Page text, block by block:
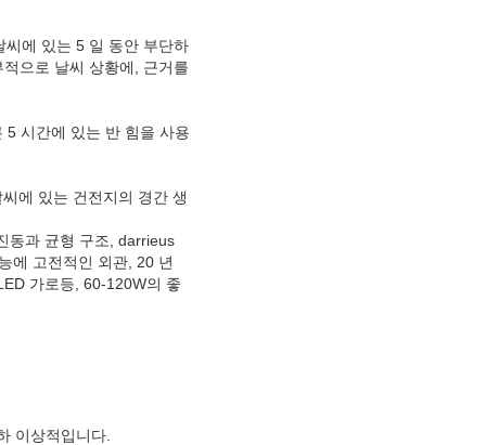
에 있는 5 일 동안 부단하
으로 날씨 상황에, 근거를
5 시간에 있는 반 힘을 사용
에 있는 건전지의 경간 생
동과 균형 구조, darrieus
에 고전적인 외관, 20 년
가로등, 60-120W의 좋
이상적입니다.